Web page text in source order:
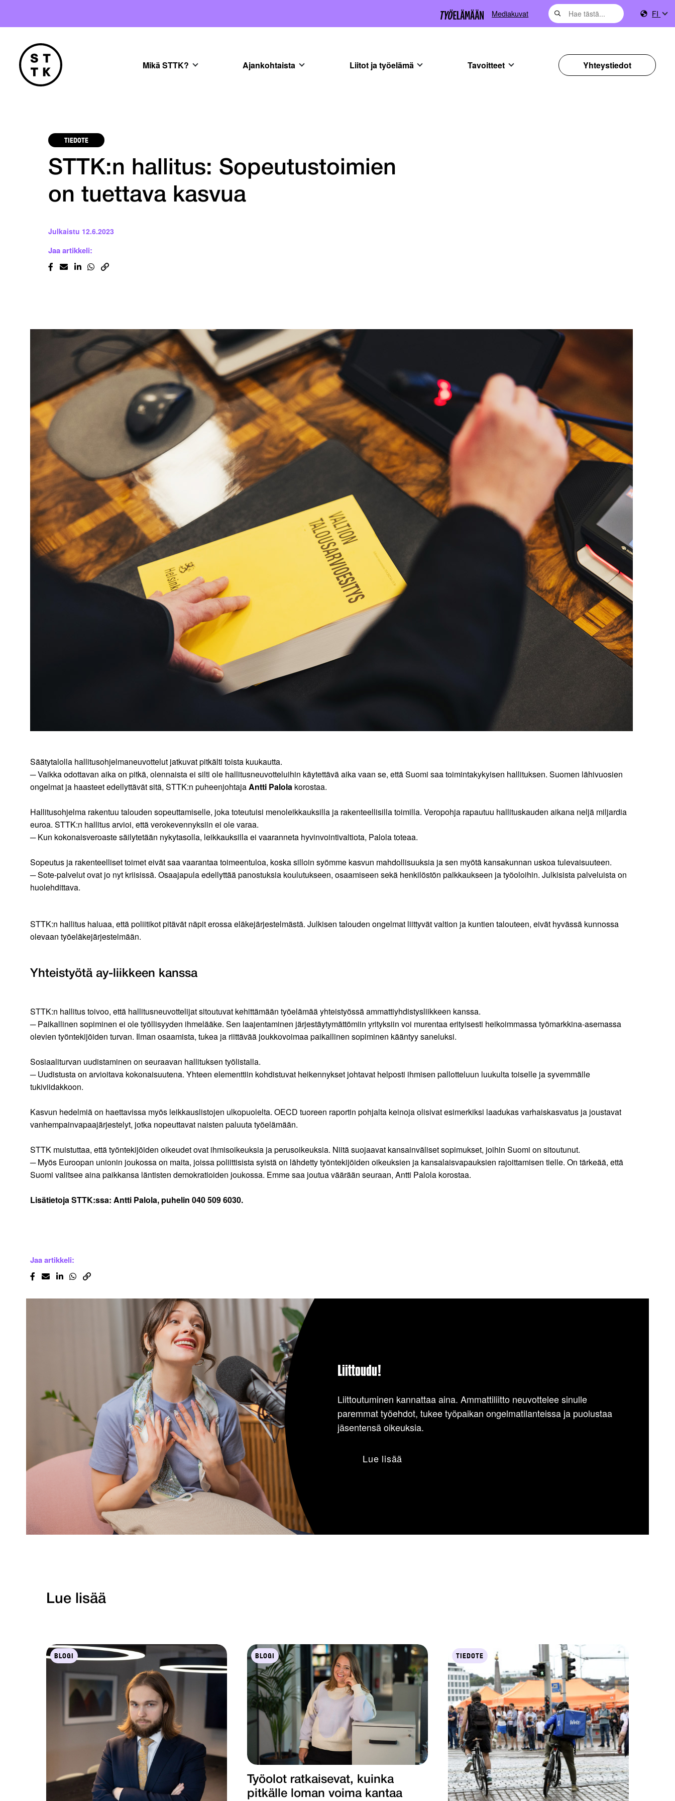
Mediakuvat FI
Mikä STTK? Ajankohtaista Liitot ja työelämä Tavoitteet Yhteystiedot
TIEDOTE
STTK:n hallitus: Sopeutustoimien
on tuettava kasvua
Julkaistu 12.6.2023
Jaa artikkeli:
Säätytalolla hallitusohjelmaneuvottelut jatkuvat pitkälti toista kuukautta.
─ Vaikka odottavan aika on pitkä, olennaista ei silti ole hallitusneuvotteluihin käytettävä aika vaan se, että Suomi saa toimintakykyisen hallituksen. Suomen lähivuosien
ongelmat ja haasteet edellyttävät sitä, STTK:n puheenjohtajaAntti Palola korostaa.
Hallitusohjelma rakentuu talouden sopeuttamiselle, joka toteutuisi menoleikkauksilla ja rakenteellisilla toimilla. Veropohja rapautuu hallituskauden aikana neljä miljardia
euroa. STTK:n hallitus arvioi, että verokevennyksiin ei ole varaa.
─ Kun kokonaisveroaste säilytetään nykytasolla, leikkauksilla ei vaaranneta hyvinvointivaltiota, Palola toteaa.
Sopeutus ja rakenteelliset toimet eivät saa vaarantaa toimeentuloa, koska silloin syömme kasvun mahdollisuuksia ja sen myötä kansakunnan uskoa tulevaisuuteen.
─ Sote-palvelut ovat jo nyt kriisissä. Osaajapula edellyttää panostuksia koulutukseen, osaamiseen sekä henkilöstön palkkaukseen ja työoloihin. Julkisista palveluista on
huolehdittava.
STTK:n hallitus haluaa, että poliitikot pitävät näpit erossa eläkejärjestelmästä. Julkisen talouden ongelmat liittyvät valtion ja kuntien talouteen, eivät hyvässä kunnossa
olevaan työeläkejärjestelmään.
Yhteistyötä ay-liikkeen kanssa
STTK:n hallitus toivoo, että hallitusneuvottelijat sitoutuvat kehittämään työelämää yhteistyössä ammattiyhdistysliikkeen kanssa.
─ Paikallinen sopiminen ei ole työllisyyden ihmelääke. Sen laajentaminen järjestäytymättömiin yrityksiin voi murentaa erityisesti heikoimmassa työmarkkina-asemassa
olevien työntekijöiden turvan. Ilman osaamista, tukea ja riittävää joukkovoimaa paikallinen sopiminen kääntyy saneluksi.
Sosiaaliturvan uudistaminen on seuraavan hallituksen työlistalla.
─ Uudistusta on arvioitava kokonaisuutena. Yhteen elementtiin kohdistuvat heikennykset johtavat helposti ihmisen pallotteluun luukulta toiselle ja syvemmälle
tukiviidakkoon.
Kasvun hedelmiä on haettavissa myös leikkauslistojen ulkopuolelta. OECD tuoreen raportin pohjalta keinoja olisivat esimerkiksi laadukas varhaiskasvatus ja joustavat
vanhempainvapaajärjestelyt, jotka nopeuttavat naisten paluuta työelämään.
STTK muistuttaa, että työntekijöiden oikeudet ovat ihmisoikeuksia ja perusoikeuksia. Niitä suojaavat kansainväliset sopimukset, joihin Suomi on sitoutunut.
─ Myös Euroopan unionin joukossa on maita, joissa poliittisista syistä on lähdetty työntekijöiden oikeuksien ja kansalaisvapauksien rajoittamisen tielle. On tärkeää, että
Suomi valitsee aina paikkansa läntisten demokratioiden joukossa. Emme saa joutua väärään seuraan, Antti Palola korostaa.
Lisätietoja STTK:ssa: Antti Palola, puhelin 040 509 6030.
Jaa artikkeli:
Liittoudu!
Liittoutuminen kannattaa aina. Ammattiliitto neuvottelee sinulle
paremmat työehdot, tukee työpaikan ongelmatilanteissa ja puolustaa
jäsentensä oikeuksia.
Lue lisää
Lue lisää
BLOGI BLOGI
Työolot ratkaisevat, kuinka
pitkälle loman voima kantaa
TIEDOTE